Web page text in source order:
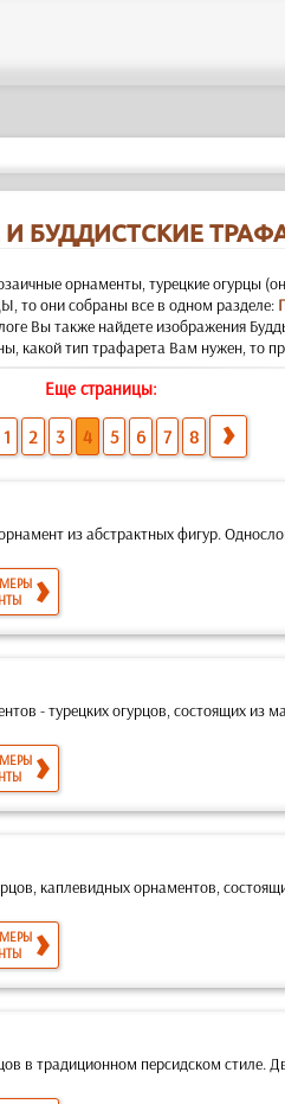
БУДДИСТСКИЕ
орнаменты, турецкие огурцы
то они собраны все в одном разделе:
Вы также найдете изображения
какой тип трафарета Вам нужен, то
Еще страницы:
1 2 3 4 5 6 7 8
из абстрактных фигур.
- турецких огурцов, состоящих из
каплевидных орнаментов,
в традиционном персидском стиле.